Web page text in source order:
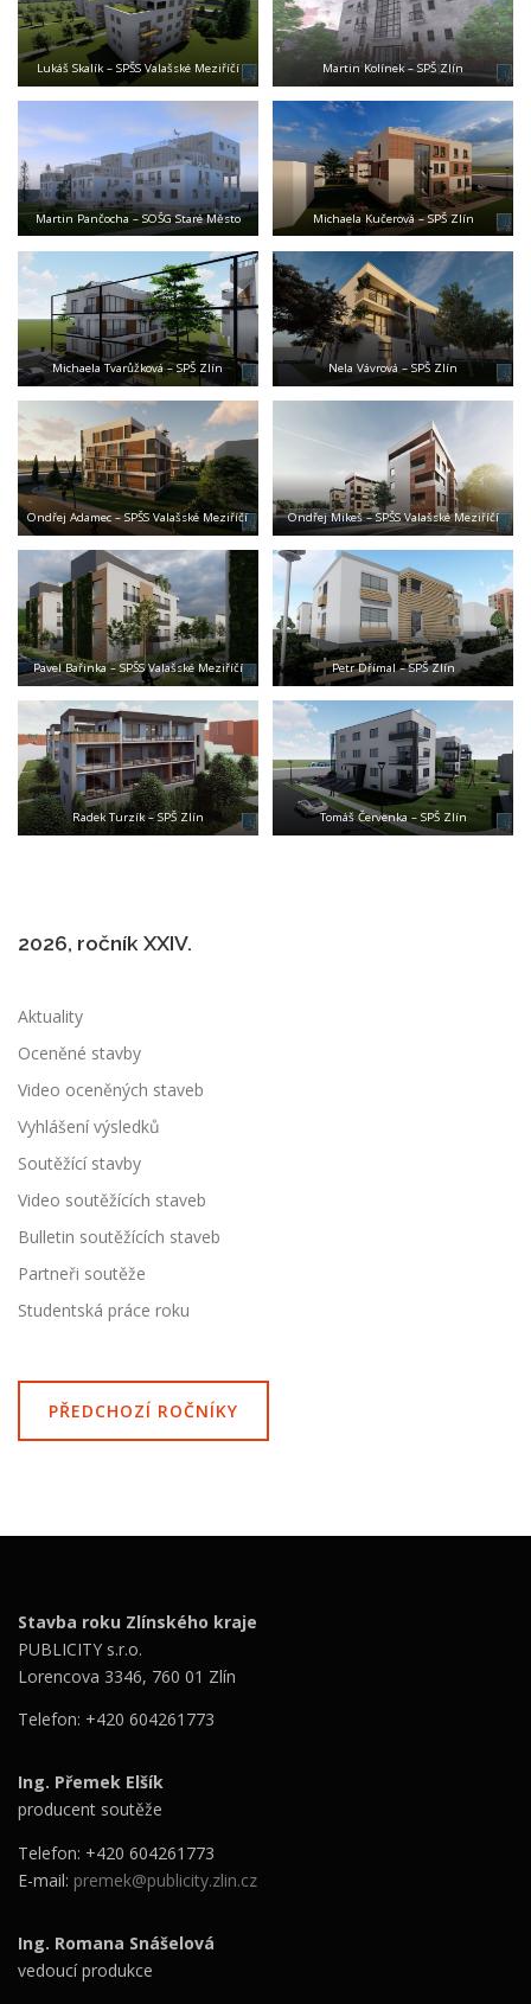
Lukáš Skalík – SPŠS Valašské Meziříčí Martin Kolínek – SPŠ Zlín
Martin Pančocha – SOŠG Staré Město Michaela Kučerová – SPŠ Zlín
Michaela Tvarůžková – SPŠ Zlín Nela Vávrová – SPŠ Zlín
Ondřej Adamec – SPŠS Valašské Meziříčí Ondřej Mikeš – SPŠS Valašské Meziříčí
Pavel Bařinka – SPŠS Valašské Meziříčí Petr Dřímal – SPŠ Zlín
Radek Turzík – SPŠ Zlín Tomáš Červenka – SPŠ Zlín
2026, ročník XXIV.
Aktuality
Oceněné stavby
Video oceněných staveb
Vyhlášení výsledků
Soutěžící stavby
Video soutěžících staveb
Bulletin soutěžících staveb
Partneři soutěže
Studentská práce roku
PŘEDCHOZÍ ROČNÍKY
Stavba roku Zlínského kraje
PUBLICITY s.r.o.
Lorencova 3346, 760 01 Zlín
Telefon: +420 604261773
Ing. Přemek Elšík
producent soutěže
Telefon: +420 604261773
E-mail: premek@publicity.zlin.cz
Ing. Romana Snášelová
vedoucí produkce